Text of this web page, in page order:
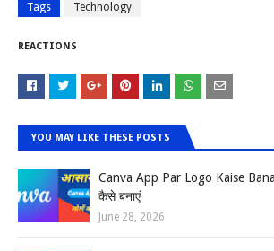
Tags Technology
REACTIONS
YOU MAY LIKE THESE POSTS
Canva App Par Logo Kaise
कैसे बनाएं
June 28, 2026